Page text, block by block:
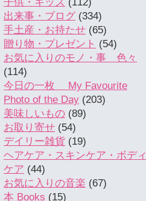
出来事・ブログ (334)
手土産・お持たせ (65)
贈り物・プレゼント (54)
お気に入りのモノ・事 色々
(114)
今日の一枚 My Favourite
Photo of the Day (203)
美味しいもの (89)
お取り寄せ (54)
デイリー雑貨 (19)
ヘアケア・スキンケア・ボディ
ケア (44)
お気に入りの音楽 (67)
本 Books (15)